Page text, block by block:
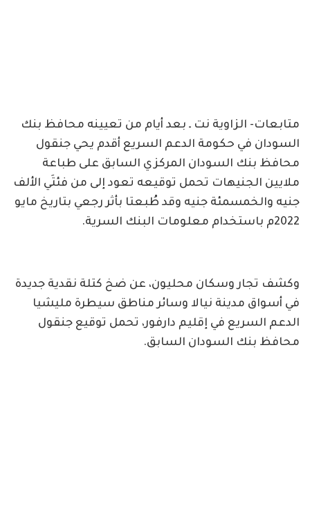
متابعات- الزاوية نت ـ بعد أيام من تعيينه محافظ بنك
السودان في حكومة الدعم السريع أقدم يحي جنقول
محافظ بنك السودان المركزي السابق على طباعة
ملايين الجنيهات تحمل توقيعه تعود إلى من فئتَي الألف
جنيه والخمسمئة جنيه وقد طُبعتا بأثر رجعي بتاريخ مايو
2022م باستخدام معلومات البنك السرية.
وكشف تجار وسكان محليون، عن ضخ كتلة نقدية جديدة
في أسواق مدينة نيالا وسائر مناطق سيطرة مليشيا
الدعم السريع في إقليم دارفور، تحمل توقيع جنقول
محافظ بنك السودان السابق.